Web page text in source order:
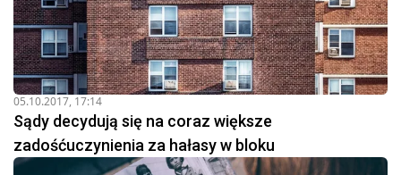
05.10.2017, 17:14
Sądy decydują się na coraz większe
zadośćuczynienia za hałasy w bloku